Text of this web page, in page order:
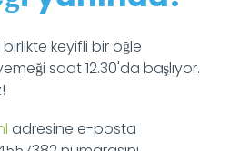
keyifli bir öğle
saat 12.30'da başlıyor.
adresine e-posta